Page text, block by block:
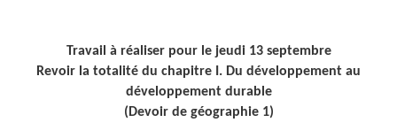
Travail à réaliser pour le jeudi 13 septembre
Revoir la totalité du chapitre I. Du développement au
développement durable
(Devoir de géographie 1)